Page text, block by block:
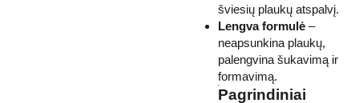
šviesių plaukų atspalvį.
Lengva formulė –
neapsunkina plaukų,
palengvina šukavimą ir
formavimą.
Pagrindiniai